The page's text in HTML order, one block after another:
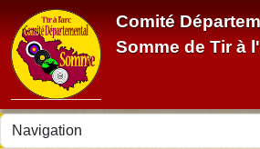
Comité
Somme de Tir à
Panneau de gestion des cookies